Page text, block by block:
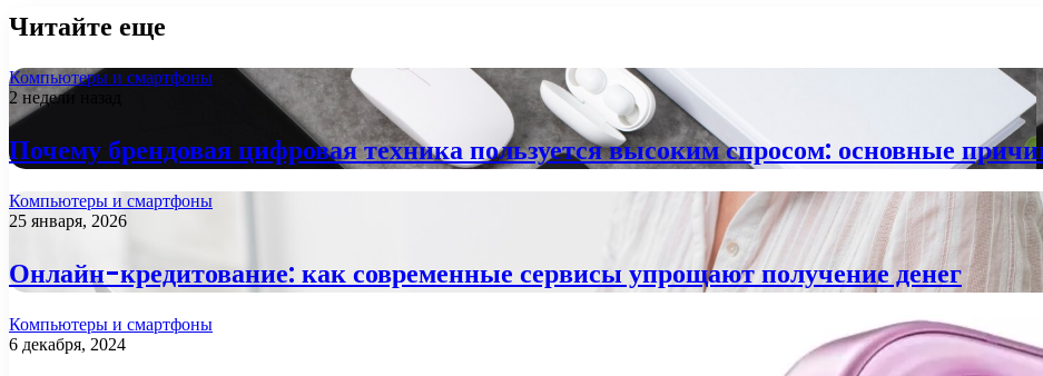
Читайте еще
Компьютеры и смартфоны
2 недели назад
Почему брендовая цифровая техника пользуется высоким спросом: основные
Компьютеры и смартфоны
25 января, 2026
Онлайн-кредитование: как современные сервисы упрощают получение денег
Компьютеры и смартфоны
6 декабря, 2024